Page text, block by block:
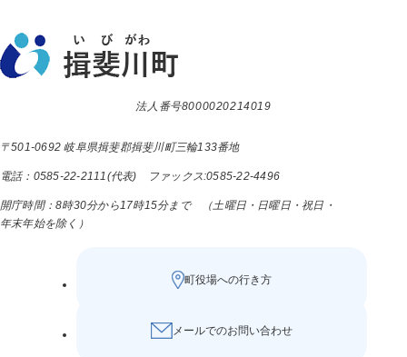
法人番号8000020214019
〒501-0692 岐阜県揖斐郡揖斐川町三輪133番地
電話：0585-22-2111(代表) ファックス:0585-22-4496
開庁時間：8時30分から17時15分まで （土曜日・日曜日・祝日・
年末年始を除く）
町役場への行き方
メールでのお問い合わせ